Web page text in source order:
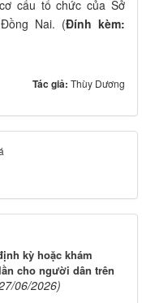
cấu tổ chức của Sở
Nai. (Đính kèm:
Tác giả: Thùy Dương
kỳ hoặc khám
cho người dân trên
06/2026)